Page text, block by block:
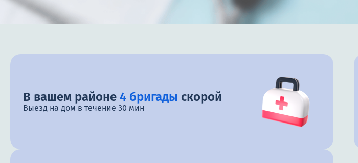
В вашем районе 4 бригады скорой
Выезд на дом в течение 30 мин